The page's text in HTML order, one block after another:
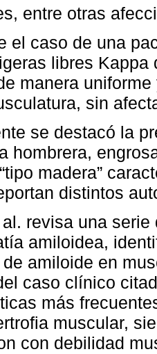
entre otras
el caso de una
libres
manera
sin
se destacó la
hombrera,
madera”
distintos
revisa una
amiloidea,
amiloide en
caso clínico
más
muscular,
con debilidad